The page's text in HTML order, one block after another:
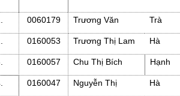
0060179 Trương Văn Trà
0160053 Trương Thị Lam Hà
0160057 Chu Thị Bích Hạnh
0160047 Nguyễn Thị Hà